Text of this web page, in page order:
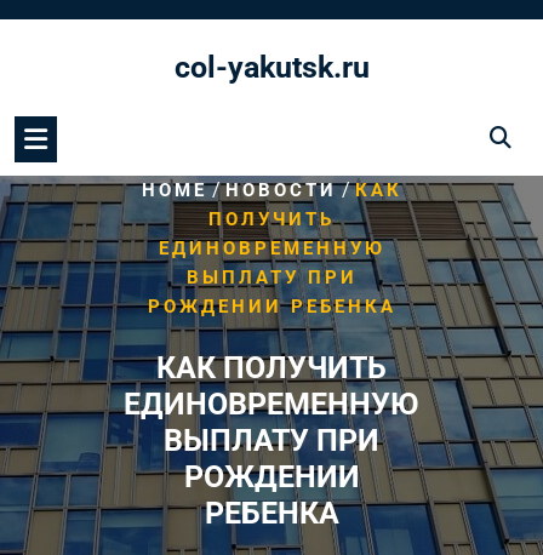
col-yakutsk.ru
HOME/НОВОСТИ/КАК
ПОЛУЧИТЬ
ЕДИНОВРЕМЕННУЮ
ВЫПЛАТУ ПРИ
РОЖДЕНИИ РЕБЕНКА
КАК ПОЛУЧИТЬ
ЕДИНОВРЕМЕННУЮ
ВЫПЛАТУ ПРИ
РОЖДЕНИИ
РЕБЕНКА